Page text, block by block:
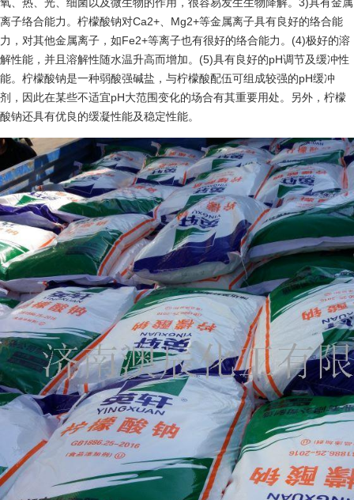
离子络合能力。柠檬酸钠对Ca2+、Mg2+等金属离子具有良好的络合能
力，对其他金属离子，如Fe2+等离子也有很好的络合能力。(4)极好的溶
解性能，并且溶解性随水温升高而增加。(5)具有良好的pH调节及缓冲性
能。柠檬酸钠是一种弱酸强碱盐，与柠檬酸配伍可组成较强的pH缓冲
剂，因此在某些不适宜pH大范围变化的场合有其重要用处。另外，柠檬
酸钠还具有优良的缓凝性能及稳定性能。